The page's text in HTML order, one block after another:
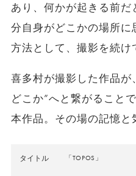
あり、何かが起きる前
分自身がどこかの場所
方法として、撮影を続け
喜多村が撮影した作品が
どこか”へと繋がること
本作品。その場の記憶と
タイトル 「TOPOS」